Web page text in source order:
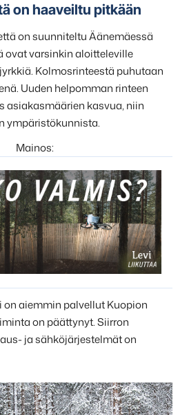
on haaveiltu pitkään
on suunniteltu Äänemäessä
ovat varsinkin aloitteleville
Kolmosrinteestä puhutaan
Uuden helpomman rinteen
asiakasmäärien kasvua, niin
ympäristökunnista.
Mainos:
aiemmin palvellut Kuopion
on päättynyt. Siirron
ja sähköjärjestelmät on